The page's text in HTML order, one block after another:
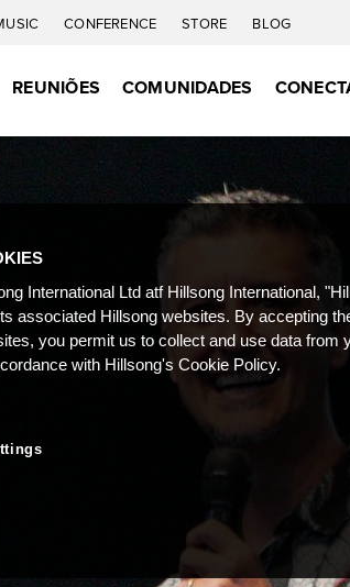
CONFERENCE STORE BLOG
REUNIÕES COMUNIDADES
International Ltd atf Hillsong International,
associated Hillsong websites. By accepting
you permit us to collect and use data from
with Hillsong's Cookie Policy.